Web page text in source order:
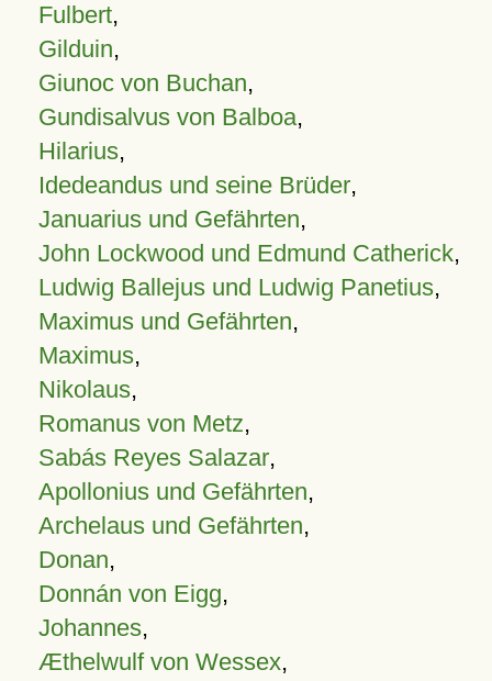
Fulbert,
Gilduin,
Giunoc von Buchan,
Gundisalvus von Balboa,
Hilarius,
Idedeandus und seine Brüder,
Januarius und Gefährten,
John Lockwood und Edmund Catherick,
Ludwig Ballejus und Ludwig Panetius,
Maximus und Gefährten,
Maximus,
Nikolaus,
Romanus von Metz,
Sabás Reyes Salazar,
Apollonius und Gefährten,
Archelaus und Gefährten,
Donan,
Donnán von Eigg,
Johannes,
Æthelwulf von Wessex,